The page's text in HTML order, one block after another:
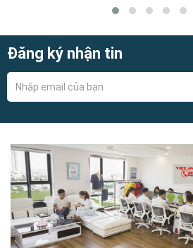
Đăng ký nhận tin